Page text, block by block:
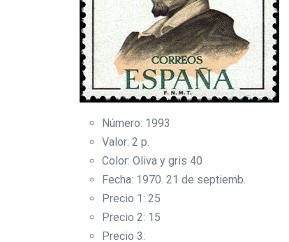
Número: 1993
Valor: 2 p.
Color: Oliva y gris 40
Fecha: 1970. 21 de septiemb.
Precio 1: 25
Precio 2: 15
Precio 3: